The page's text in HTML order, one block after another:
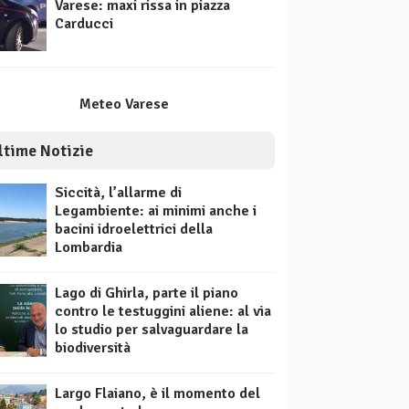
Varese: maxi rissa in piazza
Carducci
Meteo Varese
Notizie
Siccità, l’allarme di
Legambiente: ai minimi anche i
bacini idroelettrici della
Lombardia
Lago di Ghirla, parte il piano
contro le testuggini aliene: al via
lo studio per salvaguardare la
biodiversità
Largo Flaiano, è il momento del